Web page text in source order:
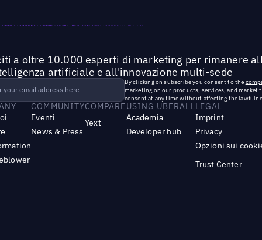
a oltre 10.000 esperti di marketing per rimanere
artificiale e all'innovazione multi-sede
By clicking on subscribe you consent to the
marketing on our products, services, and market
consent at any time without affecting the
COMMUNITY
Eventi
News & Press
COMPARE
Yext
USING UBERALL
Academia
Developer hub
LEGAL
Imprint
Privacy
Opzioni sui
Trust Center